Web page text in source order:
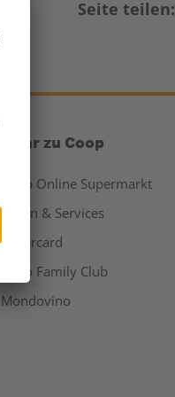
Seite teilen:
Mehr zu Coop
Coop Online Supermarkt
Läden & Services
Supercard
Hello Family Club
Mondovino